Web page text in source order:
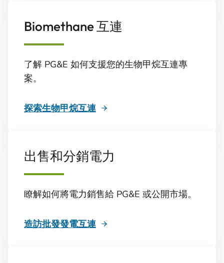
Biomethane 互連
了解 PG&E 如何支援您的生物甲烷互連專
案。
探索生物甲烷互連
出售和分銷電力
瞭解如何將電力銷售給 PG&E 或公開市場。
造訪批發發電互連